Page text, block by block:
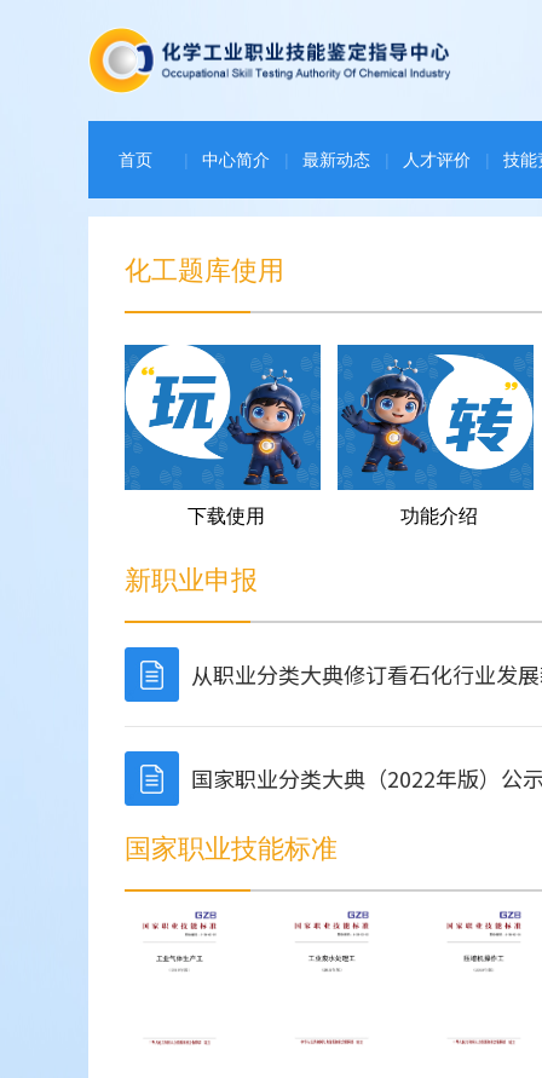
首页 | 中心简介 | 最新动态 | 人才评价 | 技能
化工题库使用
下载使用 功能介绍
新职业申报
从职业分类大典修订看石化行业发
国家职业分类大典（2022年版）公
国家职业技能标准